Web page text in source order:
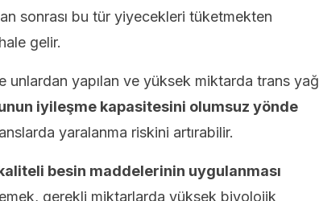
sonrası bu tür yiyecekleri tüketmekten
gelir.
unlardan yapılan ve yüksek miktarda trans yağ
iyileşme kapasitesini olumsuz yönde
yaralanma riskini artırabilir.
besin maddelerinin uygulanması
gerekli miktarlarda yüksek biyolojik